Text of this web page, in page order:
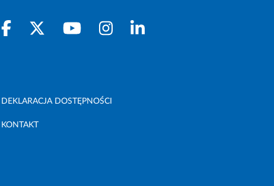
DEKLARACJA DOSTĘPNOŚCI
KONTAKT